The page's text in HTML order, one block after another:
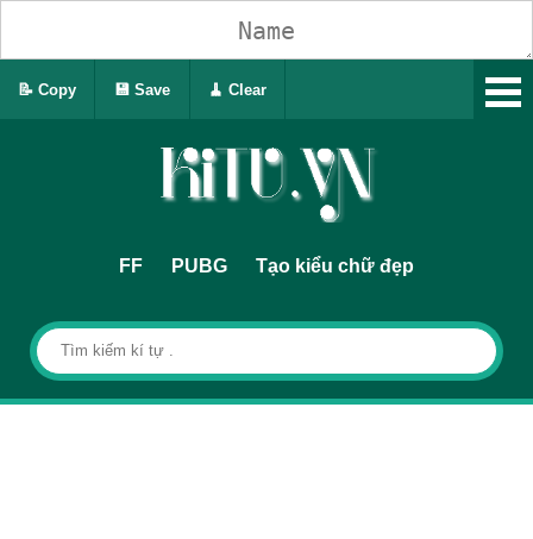
FF PUBG Tạo kiểu chữ đẹp
📝 Copy 💾 Save 🧹 Clear